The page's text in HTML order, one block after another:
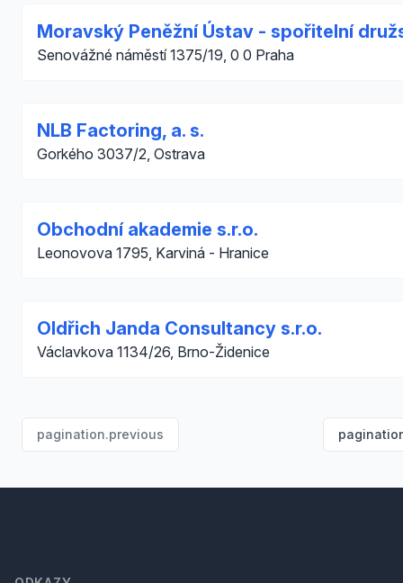
Moravský Peněžní Ústav - spořitelní
Senovážné náměstí 1375/19, 0 0 Praha
NLB Factoring, a. s.
Gorkého 3037/2, Ostrava
Obchodní akademie s.r.o.
Leonovova 1795, Karviná - Hranice
Oldřich Janda Consultancy s.r.o.
Václavkova 1134/26, Brno-Židenice
pagination.previous